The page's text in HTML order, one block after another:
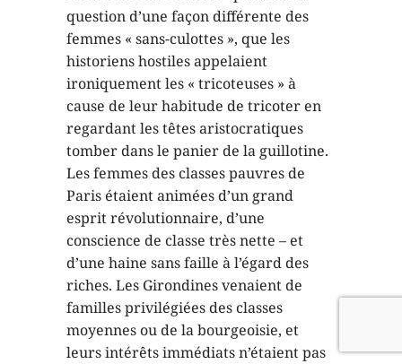
question d’une façon différente des
femmes « sans-culottes », que les
historiens hostiles appelaient
ironiquement les « tricoteuses » à
cause de leur habitude de tricoter en
regardant les têtes aristocratiques
tomber dans le panier de la guillotine.
Les femmes des classes pauvres de
Paris étaient animées d’un grand
esprit révolutionnaire, d’une
conscience de classe très nette – et
d’une haine sans faille à l’égard des
riches. Les Girondines venaient de
familles privilégiées des classes
moyennes ou de la bourgeoisie, et
leurs intérêts immédiats n’étaient pas